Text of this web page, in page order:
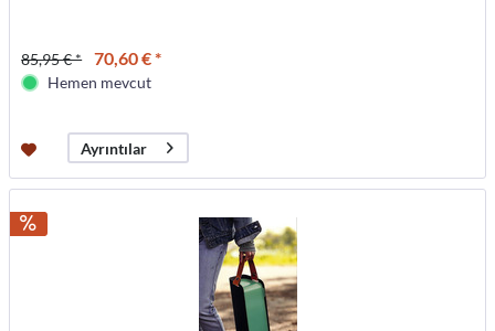
85,95 € * 70,60 € *
Hemen mevcut
Ayrıntılar